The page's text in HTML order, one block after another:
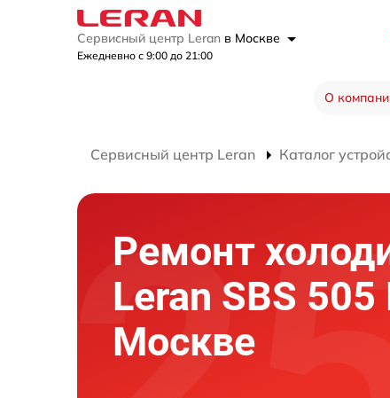
Сервисный центр Leran в Москве
Ежедневно с 9:00 до 21:00
О
Сервисный центр Leran Каталог
Ремонт
Leran SBS 505
Москве